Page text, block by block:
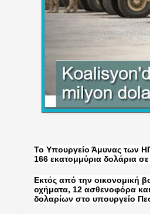
Το Υπουργείο Άμυνας των
166 εκατομμύρια δολάρια σε
Εκτός από την οικονομική
οχήματα, 12 ασθενοφόρα
δολαρίων στο υπουργείο